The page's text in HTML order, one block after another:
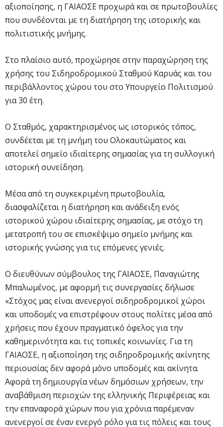
αξιοποίησης, η ΓΑΙΑΟΣΕ προχωρά και σε πρωτοβουλίες
που συνδέονται με τη διατήρηση της ιστορικής και
πολιτιστικής μνήμης.
Στο πλαίσιο αυτό, προχώρησε στην παραχώρηση της
χρήσης του Σιδηροδρομικού Σταθμού Καρυάς και του
περιβάλλοντος χώρου του στο Υπουργείο Πολιτισμού
για 30 έτη.
Ο Σταθμός, χαρακτηρισμένος ως ιστορικός τόπος,
συνδέεται με τη μνήμη του Ολοκαυτώματος και
αποτελεί σημείο ιδιαίτερης σημασίας για τη συλλογική
ιστορική συνείδηση.
Μέσα από τη συγκεκριμένη πρωτοβουλία,
διασφαλίζεται η διατήρηση και ανάδειξη ενός
ιστορικού χώρου ιδιαίτερης σημασίας, με στόχο τη
μετατροπή του σε επισκέψιμο σημείο μνήμης και
ιστορικής γνώσης για τις επόμενες γενιές.
Ο διευθύνων σύμβουλος της ΓΑΙΑΟΣΕ, Παναγιώτης
Μπαλωμένος, με αφορμή τις συνεργασίες δήλωσε
«Στόχος μας είναι ανενεργοί σιδηροδρομικοί χώροι
και υποδομές να επιστρέφουν στους πολίτες μέσα από
χρήσεις που έχουν πραγματικό όφελος για την
καθημερινότητα και τις τοπικές κοινωνίες. Για τη
ΓΑΙΑΟΣΕ, η αξιοποίηση της σιδηροδρομικής ακίνητης
περιουσίας δεν αφορά μόνο υποδομές και ακίνητα.
Αφορά τη δημιουργία νέων δημόσιων χρήσεων, την
αναβάθμιση περιοχών της ελληνικής Περιφέρειας και
την επαναφορά χώρων που για χρόνια παρέμεναν
ανενεργοί σε έναν ενεργό ρόλο για τις πόλεις και τους